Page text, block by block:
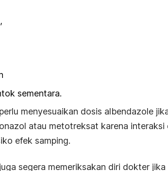
sementara.
menyesuaikan dosis albendazole
atau metotreksat karena
efek samping.
segera memeriksakan diri dokter